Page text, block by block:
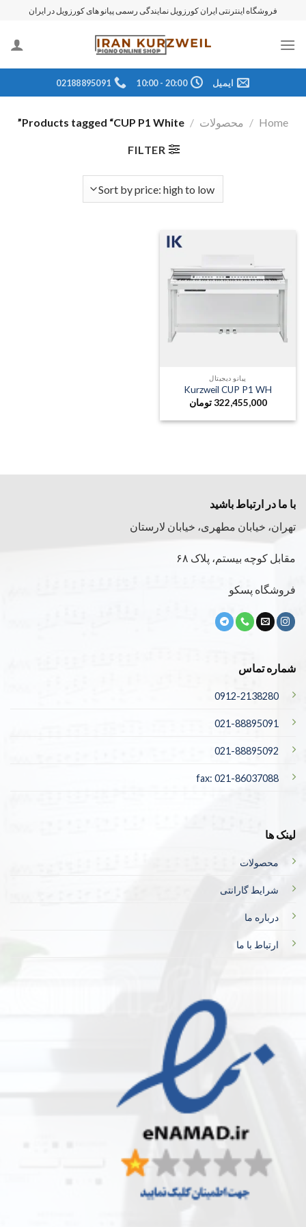
محتوا
فروشگاه اینترنتی ایران کورزویل نمایندگی رسمی پیانو های کورزویل در ایران
ایمیل 20:00 - 10:00
02188895091
Home
/ محصولات /
FILTER
پیانو دیجیتال
Kurzweil CUP P1 WH
322,455,000 تومان
با ما در ارتباط باشید
تهران، خیابان مطهری، خیابان لارستان
مقابل کوچه بیستم، پلاک ۶۸
فروشگاه پسکو
شماره تماس
0912-2138280
021-88895091
021-88895092
fax: 021-86037088
لینک ها
محصولات
شرایط گارانتی
درباره ما
ارتباط با ما